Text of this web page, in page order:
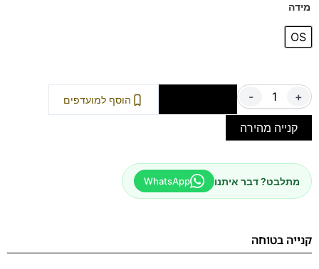
מידה
OS
- + הוסף למועדפים
קנייה מהירה
מתלבט? דבר איתנו WhatsApp
קנייה בטוחה